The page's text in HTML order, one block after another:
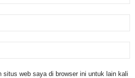
situs web saya di browser ini untuk lain kali